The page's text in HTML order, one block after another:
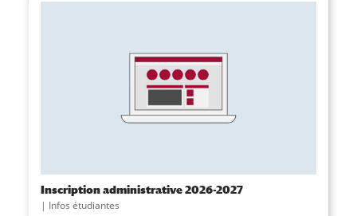
Inscription administrative 2026-2027
Infos étudiantes